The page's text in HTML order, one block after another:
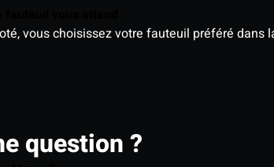
vous choisissez votre fauteuil préféré dans
question ?